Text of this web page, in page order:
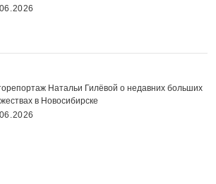
Натальи Гилёвой о недавних больших
в Новосибирске